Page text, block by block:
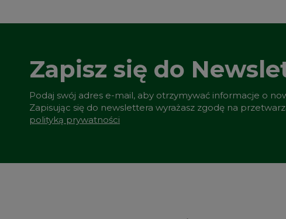
Zapisz się do
Podaj swój adres e-mail, aby otrzymywać informacje o
Zapisując się do newslettera wyrażasz zgodę na
polityką prywatności